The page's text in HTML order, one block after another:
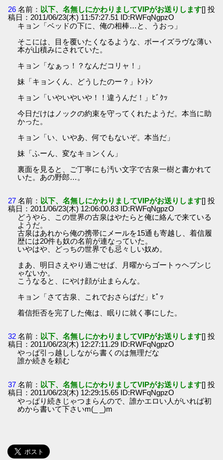
26 名前： 以下、名無しにかわりましてVIPがお送りします[] 投
稿日：2011/06/23(木) 11:57:27.51 ID:RWFqNgpzO
キョン「ベッドの下に、俺の相棒…と、うおっ」
そこには、目を覆いたくなるような、ボーイズラヴな薄い
本が山積みにされていた。
キョン「なぁっ！？なんだコリャ！」
妹「キョンくん、どうしたのー？」ﾄﾝﾄﾝ
キョン「いやいやいや！！違うんだ！」ﾋﾞｸｯ
今日だけはノックの約束を守ってくれたようだ。本当に助
かった。
キョン「い、いやあ、何でもないぞ。本当だ」
妹「ふーん、変なキョンくん」
裏面を見ると、ご丁寧にも汚い文字で古泉一樹と書かれて
いた。あの野郎…。
27 名前： 以下、名無しにかわりましてVIPがお送りします[] 投
稿日：2011/06/23(木) 12:06:00.83 ID:RWFqNgpzO
どうやら、この世界の古泉はやたらと俺に絡んで来ている
ようだ。
古泉はあれから俺の携帯にメールを15通も寄越し、着信履
歴には20件も奴の名前が連なっていた。
いやはや、どっちの世界でも忌々しい奴め。
まあ、明日さえやり過ごせば、月曜からゴートゥヘブンじ
ゃないか。
こうなると、にやけ顔が止まらんな。
キョン「さて古泉、これでおさらばだ」ﾋﾟｯ
着信拒否を完了した俺は、眠りに就く事にした。
32 名前： 以下、名無しにかわりましてVIPがお送りします[] 投
稿日：2011/06/23(木) 12:27:11.29 ID:RWFqNgpzO
やっぱ引っ越ししながら書くのは無理だな
誰か続きを頼む
37 名前： 以下、名無しにかわりましてVIPがお送りします[] 投
稿日：2011/06/23(木) 12:29:15.65 ID:RWFqNgpzO
やっぱり続きじゃつまらんので、誰かエロい人がいれば初
めから書いて下さいm(_ _)m